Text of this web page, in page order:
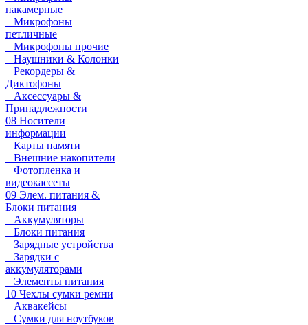
накамерные
Микрофоны
петличные
Микрофоны прочие
Наушники & Колонки
Рекордеры &
Диктофоны
Аксессуары &
Принадлежности
08 Носители
информации
Карты памяти
Внешние накопители
Фотопленка и
видеокассеты
09 Элем. питания &
Блоки питания
Аккумуляторы
Блоки питания
Зарядные устройства
Зарядки с
аккумуляторами
Элементы питания
10 Чехлы сумки ремни
Аквакейсы
Сумки для ноутбуков